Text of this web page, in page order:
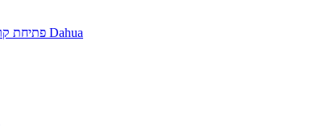
פתיחת קריאת שירות מצלמות אבטחה Dahua